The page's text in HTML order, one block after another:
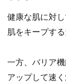
健康な肌に対
肌をキープす
一方、バリア
アップして速く